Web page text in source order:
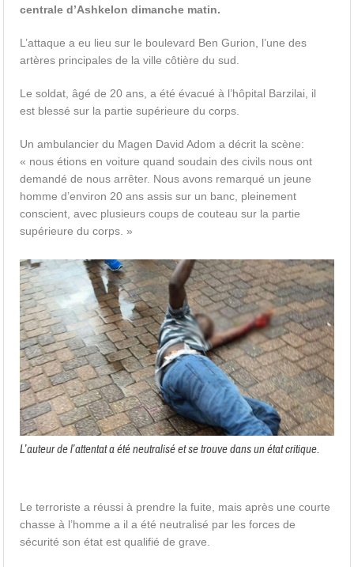
centrale d’Ashkelon dimanche matin.
L’attaque a eu lieu sur le boulevard Ben Gurion, l’une des
artères principales de la ville côtière du sud.
Le soldat, âgé de 20 ans, a été évacué à l’hôpital Barzilai, il
est blessé sur la partie supérieure du corps.
Un ambulancier du Magen David Adom a décrit la scène:
« nous étions en voiture quand soudain des civils nous ont
demandé de nous arrêter. Nous avons remarqué un jeune
homme d’environ 20 ans assis sur un banc, pleinement
conscient, avec plusieurs coups de couteau sur la partie
supérieure du corps. »
L’auteur de l’attentat a été neutralisé et se trouve dans un état critique.
Le terroriste a réussi à prendre la fuite, mais après une courte
chasse à l’homme a il a été neutralisé par les forces de
sécurité son état est qualifié de grave.